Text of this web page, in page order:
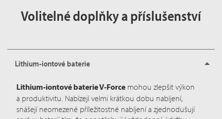
Volitelné doplňky a příslušenství
Lithium-iontové baterie
Lithium-iontové baterie V-Force mohou zlepšit výkon
a produktivitu. Nabízejí velmi krátkou dobu nabíjení,
snášejí neomezené příležitostné nabíjení a zjednodušují